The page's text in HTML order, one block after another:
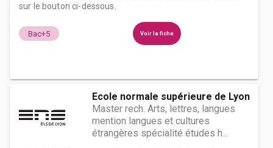
sur le bouton ci-dessous.
Bac+5 Voir la fiche
Ecole normale supérieure de Lyon
Master rech. Arts, lettres, langues
mention langues et cultures
étrangères spécialité études h...